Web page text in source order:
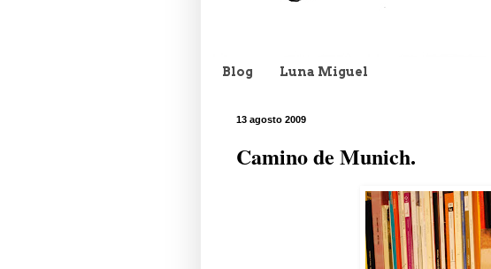
Blog Luna Miguel
13 agosto 2009
Camino de Munich.